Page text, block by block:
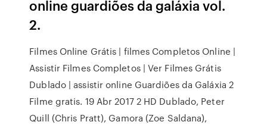
online guardiões da galáxia vol.
2.
Filmes Online Grátis | filmes Completos Online |
Assistir Filmes Completos | Ver Filmes Grátis
Dublado | assistir online Guardiões da Galáxia 2
Filme gratis. 19 Abr 2017 2 HD Dublado, Peter
Quill (Chris Pratt), Gamora (Zoe Saldana),